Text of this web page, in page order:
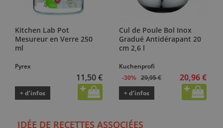
Kitchen Lab Pot
Mesureur en Verre 250
ml
Pyrex
11,50 €
+ d’infos
Cul de Poule Bol Inox
Gradué Antidérapant 20
cm 2,6 l
Kuchenprofi
-30% 29,95 € 20,96 €
+ d’infos
IDÉE DE RECETTES ASSOCIÉES